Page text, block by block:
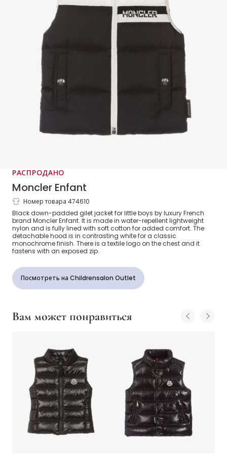
РАСПРОДАНО
Moncler Enfant
Черный пуховый жилет для мальчиков
Номер товара 474610
Black down-padded gilet jacket for little boys by luxury French
brand Moncler Enfant. It is made in water-repellent lightweight
nylon and is fully lined with soft cotton for added comfort. The
detachable hood is in contrasting white for a classic
monochrome finish. There is a textile logo on the chest and it
fastens with an exposed zip.
Посмотреть на Childrensalon Outlet
Вам может понравиться